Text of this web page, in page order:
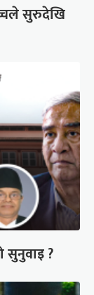
सुरुदेखि
सुनुवाइ ?